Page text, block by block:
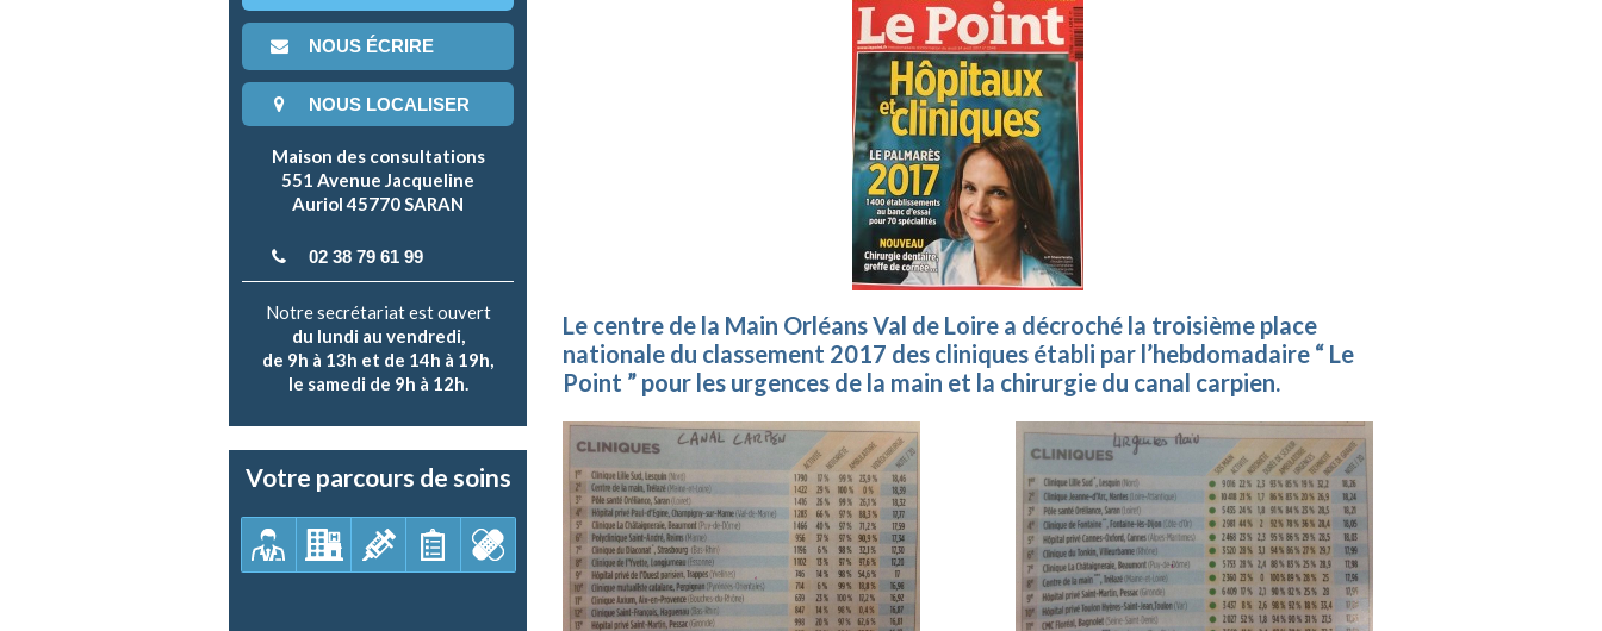
NOUS ÉCRIRE
NOUS LOCALISER
Maison des consultations
551 Avenue Jacqueline
Auriol 45770 SARAN
02 38 79 61 99
Notre secrétariat est ouvert
du lundi au vendredi,
de 9h à 13h et de 14h à 19h,
le samedi de 9h à 12h.
Votre parcours de soins
Le centre de la Main Orléans Val de Loire a décroché la troisième place
nationale du classement 2017 des cliniques établi par l’hebdomadaire “ Le
Point ” pour les urgences de la main et la chirurgie du canal carpien.